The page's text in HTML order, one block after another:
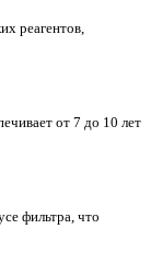
реагентов,
от 7 до 10 лет
фильтра, что